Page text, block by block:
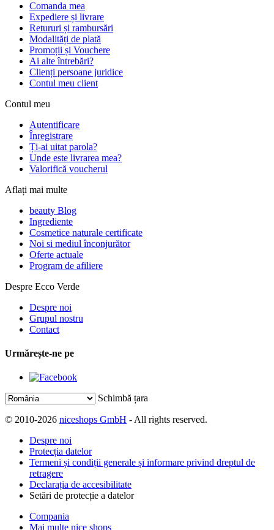
Comanda mea
Expediere și livrare
Retururi și rambursări
Modalități de plată
Promoții și Vouchere
Ai alte întrebări?
Clienți persoane juridice
Contul meu client
Contul meu
Autentificare
Înregistrare
Ți-ai uitat parola?
Unde este livrarea mea?
Valorifică voucherul
Aflați mai multe
beauty Blog
Ingrediente
Cosmetice naturale certificate
Noi si mediul înconjurător
Oferte actuale
Program de afiliere
Despre Ecco Verde
Despre noi
Grupul nostru
Contact
Urmărește-ne pe
Schimbă țara
© 2010-2026 niceshops GmbH - All rights reserved.
Despre noi
Protecția datelor
Termeni și condiții generale și informare privind dreptul de
retragere
Declarația de accesibilitate
Setări de protecție a datelor
Compania
Mai multe nice shops